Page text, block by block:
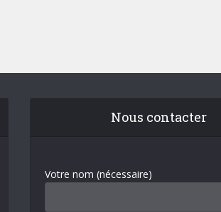
Nous contacter
Votre nom (nécessaire)